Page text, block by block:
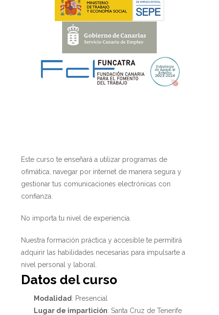
Este curso te enseñará a utilizar programas de
ofimática, navegar por internet de manera segura y
gestionar tus comunicaciones electrónicas con
confianza.
No importa tu nivel de experiencia.
Nuestra formación práctica y accesible te permitirá
adquirir las habilidades necesarias para impulsarte a
nivel personal y laboral.
Datos del curso
Modalidad : Presencial
Lugar de impartición: Santa Cruz de Tenerife